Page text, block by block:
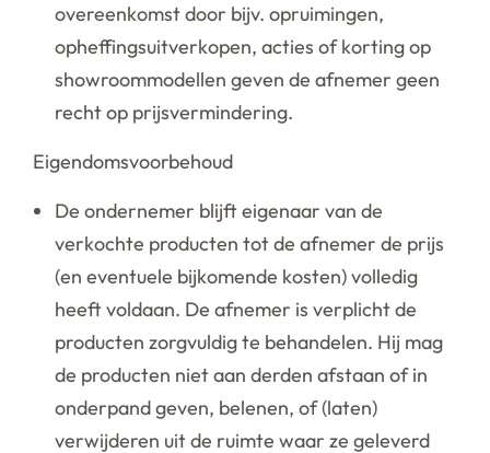
overeenkomst door bijv. opruimingen,
opheffingsuitverkopen, acties of korting op
showroommodellen geven de afnemer geen
recht op prijsvermindering.
Eigendomsvoorbehoud
De ondernemer blijft eigenaar van de
verkochte producten tot de afnemer de prijs
(en eventuele bijkomende kosten) volledig
heeft voldaan. De afnemer is verplicht de
producten zorgvuldig te behandelen. Hij mag
de producten niet aan derden afstaan of in
onderpand geven, belenen, of (laten)
verwijderen uit de ruimte waar ze geleverd